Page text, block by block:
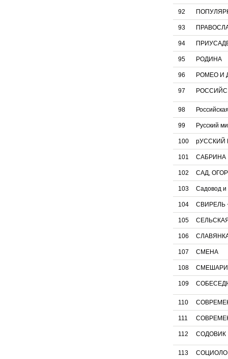
92
93
94
95 РОДИНА
96 РОМЕО И
97
98
99 Русский
100 рУССКИЙ
101 САБРИНА
102 САД,
103 Садовод и
104 СВИРЕЛЬ
105
106
107 СМЕНА
108
109
110
111
112 СОДОВИК
113